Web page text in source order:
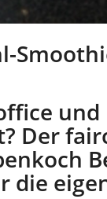
und
Der
die